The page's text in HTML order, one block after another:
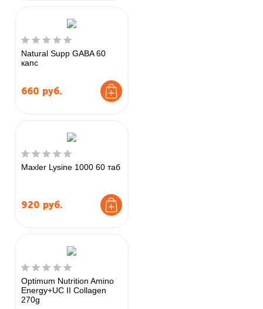
Natural Supp GABA 60
капс
660 руб.
Maxler Lysine 1000 60 таб
920 руб.
Optimum Nutrition Amino
Energy+UC II Collagen
270g